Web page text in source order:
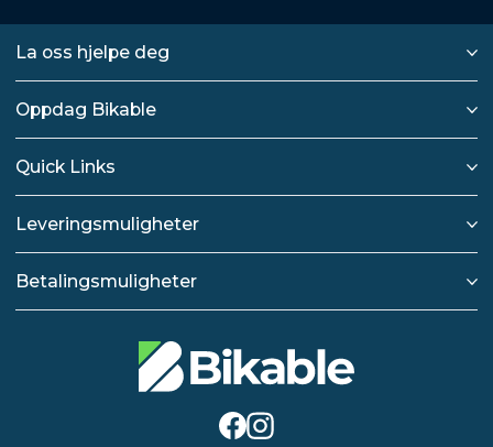
La oss hjelpe deg
Oppdag Bikable
Quick Links
Leveringsmuligheter
Betalingsmuligheter